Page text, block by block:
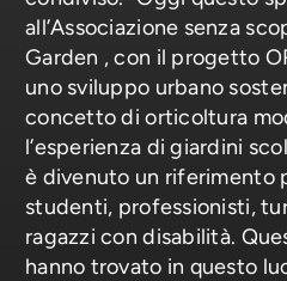
all’Associazione senza
Garden , con il progetto
uno sviluppo urbano
concetto di orticoltura
l’esperienza di giardini
è divenuto un riferimento
studenti, professionisti,
ragazzi con disabilità.
hanno trovato in questo